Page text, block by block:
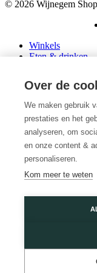
© 2026 Wijnegem
Winkels
Eten & drinken
Schenk een
Over ons
Wini’s
Plattegrond
Diensten
Promoties
Huur een winkel
Veelgestelde
Wijnegem Shopping
Over de
We maken gebruik
prestaties en het
analyseren, om
en onze content &
personaliseren.
Kom meer te weten